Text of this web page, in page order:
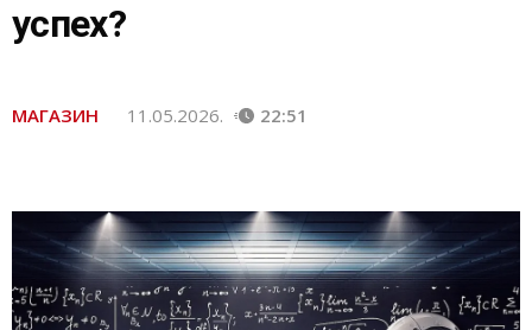
успех?
МАГАЗИН 11.05.2026. 22:51